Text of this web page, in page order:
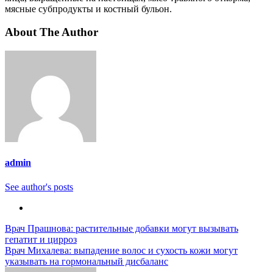
мясные субпродукты и костный бульон.
About The Author
admin
See author's posts
Навигация
по
записям
Врач Прашнова: растительные добавки могут вызывать
гепатит и цирроз
Врач Михалева: выпадение волос и сухость кожи могут
указывать на гормональный дисбаланс